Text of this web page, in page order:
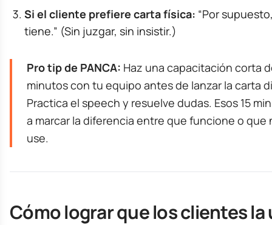
Si el cliente prefiere carta física: “Por
tiene.” (Sin juzgar, sin insistir.)
Pro tip de PANCA: Haz una capacitación corta
minutos con tu equipo antes de lanzar la carta
Practica el speech y resuelve dudas. Esos 15
a marcar la diferencia entre que funcione o que
use.
Cómo lograr que los clientes la